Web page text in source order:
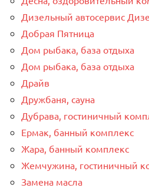
Дизельный автосервис
Добрая Пятница
Дом рыбака, база отдыха
Дом рыбака, база отдыха
Драйв
Дружбаня, сауна
Дубрава, гостиничный
Ермак, банный комплекс
Жара, банный комплекс
Жемчужина, гостиничный
Замена масла